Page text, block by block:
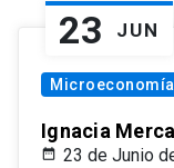
23 JUN
Ignacia
23 de Junio